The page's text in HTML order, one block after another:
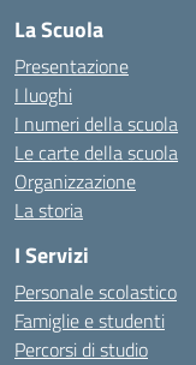
La Scuola
Presentazione
I luoghi
I numeri della scuola
Le carte della scuola
Organizzazione
La storia
I Servizi
Personale scolastico
Famiglie e studenti
Percorsi di studio